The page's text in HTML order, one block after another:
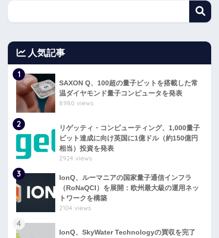
人気記事
1
SAXON Q、100超の量子ビットを搭載した常
温ダイヤモンド量子コンピュータを発表
8980 views
2
リゲッティ・コンピューティング、1,000量子
ビット達成に向け英国に1億ドル（約150億円
相当）投資を発表
2924 views
3
IonQ、ルーマニアの国家量子通信インフラ
（RoNaQCI）を展開：欧州最大級の運用ネッ
トワークを構築
2104 views
4
IonQ、SkyWater Technologyの買収を完了